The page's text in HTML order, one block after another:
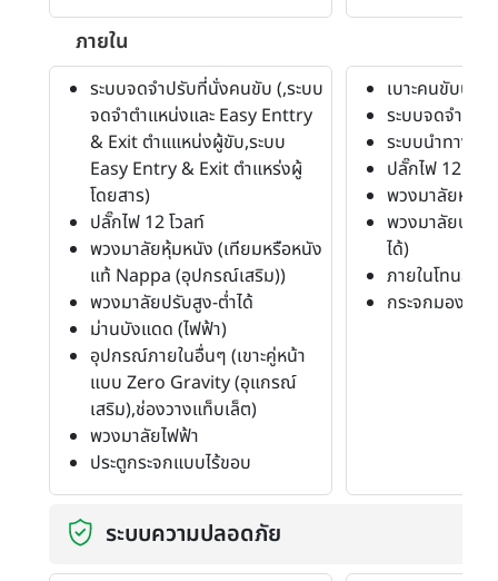
ภายใน
ระบบจดจำปรับที่นั่งคนขับ (,ระบบ
จดจำตำแหน่งและ Easy Enttry
& Exit ตำแแหน่งผู้ขับ,ระบบ
Easy Entry & Exit ตำแหร่งผู้
โดยสาร)
ปลั๊กไฟ 12 โวลท์
พวงมาลัยหุ้มหนัง (เทียมหรือหนัง
แท้ Nappa (อุปกรณ์เสริม))
พวงมาลัยปรับสูง-ต่ำได้
ม่านบังแดด (ไฟฟ้า)
อุปกรณ์ภายในอื่นๆ (เขาะคู่หน้า
แบบ Zero Gravity (อุแกรณ์
เสริม),ช่องวางแท็บเล็ต)
พวงมาลัยไฟฟ้า
ประตูกระจกแบบไร้ขอบ
เบาะคนขับปรับ
ระบบจดจำปรั
ระบบนำทาง
ปลั๊กไฟ 12 โว
พวงมาลัยหุ้มห
พวงมาลัยปรับ
ได้)
ภายในโทนสีเทา
กระจกมองหลั
ระบบความปลอดภัย